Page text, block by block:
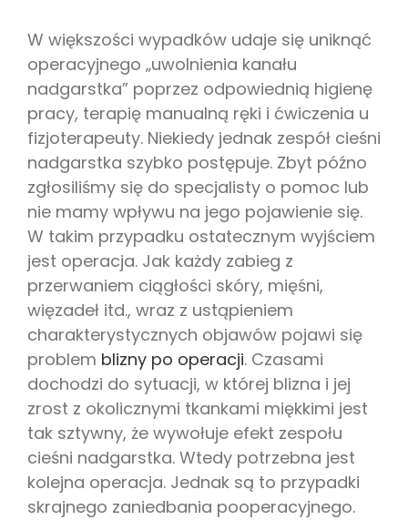
W większości wypadków udaje się uniknąć
operacyjnego „uwolnienia kanału
nadgarstka” poprzez odpowiednią higienę
pracy, terapię manualną ręki i ćwiczenia u
fizjoterapeuty. Niekiedy jednak zespół cieśni
nadgarstka szybko postępuje. Zbyt późno
zgłosiliśmy się do specjalisty o pomoc lub
nie mamy wpływu na jego pojawienie się.
W takim przypadku ostatecznym wyjściem
jest operacja. Jak każdy zabieg z
przerwaniem ciągłości skóry, mięśni,
więzadeł itd., wraz z ustąpieniem
charakterystycznych objawów pojawi się
problem blizny po operacji. Czasami
dochodzi do sytuacji, w której blizna i jej
zrost z okolicznymi tkankami miękkimi jest
tak sztywny, że wywołuje efekt zespołu
cieśni nadgarstka. Wtedy potrzebna jest
kolejna operacja. Jednak są to przypadki
skrajnego zaniedbania pooperacyjnego.